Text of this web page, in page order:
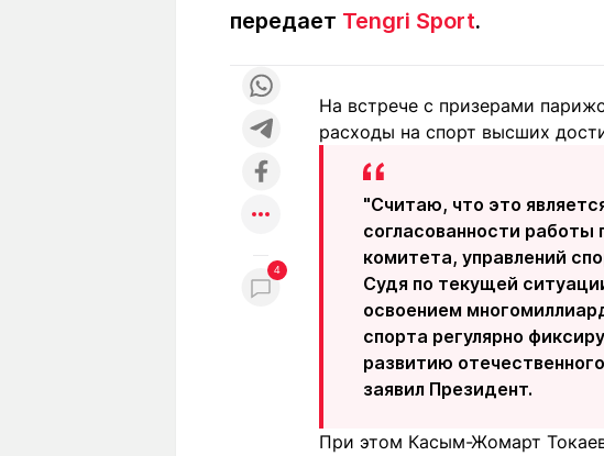
О проекте
+7 (777) 001 44 99
Реклама
+7 (700) 3
передает Tengri Sport.
4
На встрече с призерами
расходы на спорт высших
"Считаю, что это
согласованности работы
комитета, управлений
Судя по текущей
освоением
спорта регулярно
развитию
заявил Президент.
При этом Касым-Жомарт